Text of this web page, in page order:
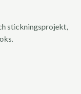
stickningsprojekt,